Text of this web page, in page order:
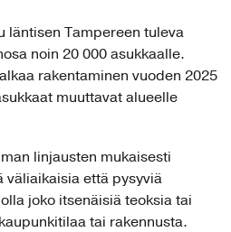
läntisen Tampereen tuleva
noin 20 000 asukkaalle.
rakentaminen vuoden 2025
muuttavat alueelle
linjausten mukaisesti
väliaikaisia että pysyviä
joko itsenäisiä teoksia tai
tai rakennusta.